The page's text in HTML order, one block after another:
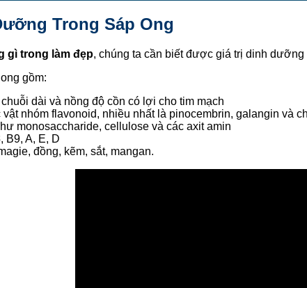
Trong Sáp Ong
gì trong làm đẹp, chúng ta cần biết được giá trị dinh dưỡng
gồm:
dài và nồng độ cồn có lợi cho tim mạch
nhóm flavonoid, nhiều nhất là pinocembrin, galangin và
monosaccharide, cellulose và các axit amin
B9, A, E, D
đồng, kẽm, sắt, mangan.